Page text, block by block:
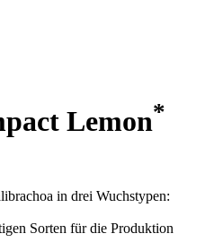
Lemon*
in drei Wuchstypen:
Sorten für die Produktion